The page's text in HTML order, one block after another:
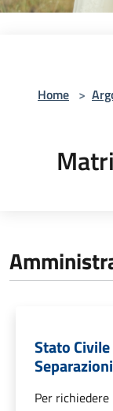
Home >
Stato
Per